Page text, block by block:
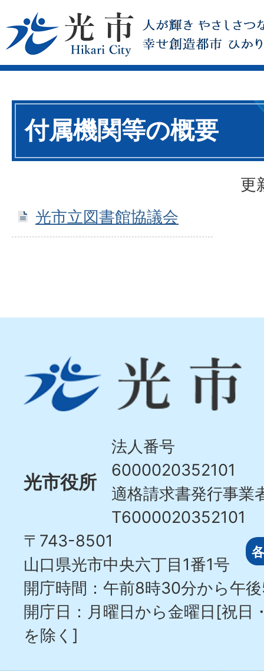
付属機関等の概要
更
光市立図書館協議会
市
Hikari
光市役所
法人番号
6000020352101
適格請求書発行事業
T6000020352101
〒743-8501
山口県光市中央六丁目1番1号
開庁時間：午前8時30分から午
開庁日：月曜日から金曜日[祝日
を除く]